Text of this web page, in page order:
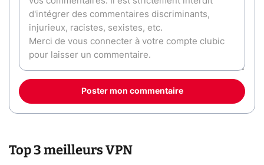
Poster mon commentaire
Top 3 meilleurs VPN